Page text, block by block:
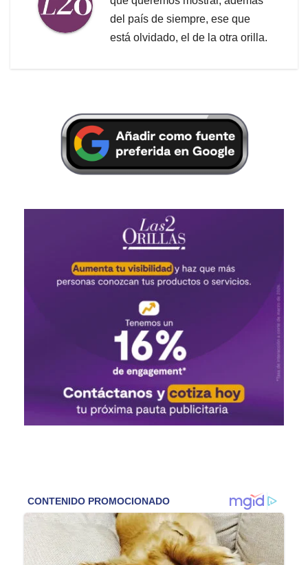
del país de siempre, ese que
está olvidado, el de la otra orilla.